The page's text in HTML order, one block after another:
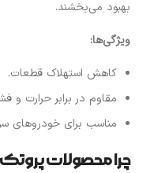
بهبود می‌بخشند.
ویژگی‌ها:
کاهش استهلاک قطعات.
مقاوم در برابر حرارت و
مناسب برای خودروهای
چرا محصولات